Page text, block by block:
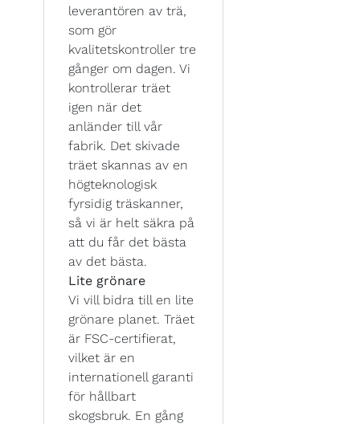
leverantören av trä,
som gör
kvalitetskontroller tre
gånger om dagen. Vi
kontrollerar träet
igen när det
anländer till vår
fabrik. Det skivade
träet skannas av en
högteknologisk
fyrsidig träskanner,
så vi är helt säkra på
att du får det bästa
av det bästa.
Lite grönare
Vi vill bidra till en lite
grönare planet. Träet
är FSC-certifierat,
vilket är en
internationell garanti
för hållbart
skogsbruk. En gång